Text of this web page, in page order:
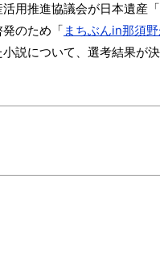
用推進協議会が日本遺産
のため「 まちぶんin那須
説について、選考結果が決